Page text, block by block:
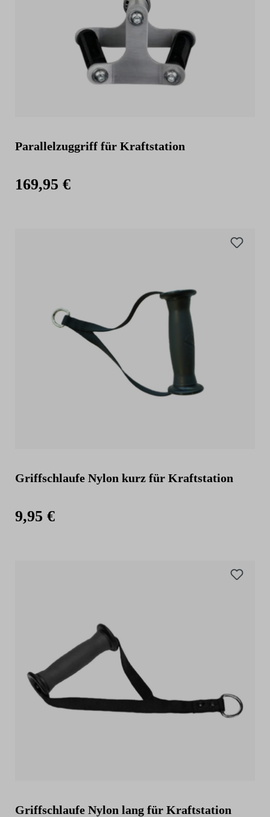
Parallelzuggriff für Kraftstation
169,95 €
Griffschlaufe Nylon kurz für Kraftstation
9,95 €
Griffschlaufe Nylon lang für Kraftstation